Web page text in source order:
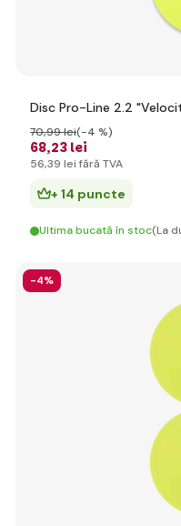
Disc Pro-Line 2.2
68,23 lei
70,99 lei(-4 %)
56,39 lei fără TVA
+ 14 puncte
Ultima bucată în stoc(La
-4%